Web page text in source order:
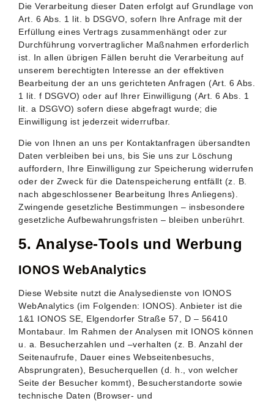
Die Verarbeitung dieser Daten erfolgt auf Grundlage von
Art. 6 Abs. 1 lit. b DSGVO, sofern Ihre Anfrage mit der
Erfüllung eines Vertrags zusammenhängt oder zur
Durchführung vorvertraglicher Maßnahmen erforderlich
ist. In allen übrigen Fällen beruht die Verarbeitung auf
unserem berechtigten Interesse an der effektiven
Bearbeitung der an uns gerichteten Anfragen (Art. 6 Abs.
1 lit. f DSGVO) oder auf Ihrer Einwilligung (Art. 6 Abs. 1
lit. a DSGVO) sofern diese abgefragt wurde; die
Einwilligung ist jederzeit widerrufbar.
Die von Ihnen an uns per Kontaktanfragen übersandten
Daten verbleiben bei uns, bis Sie uns zur Löschung
auffordern, Ihre Einwilligung zur Speicherung widerrufen
oder der Zweck für die Datenspeicherung entfällt (z. B.
nach abgeschlossener Bearbeitung Ihres Anliegens).
Zwingende gesetzliche Bestimmungen – insbesondere
gesetzliche Aufbewahrungsfristen – bleiben unberührt.
5. Analyse-Tools und Werbung
IONOS WebAnalytics
Diese Website nutzt die Analysedienste von IONOS
WebAnalytics (im Folgenden: IONOS). Anbieter ist die
1&1 IONOS SE, Elgendorfer Straße 57, D – 56410
Montabaur. Im Rahmen der Analysen mit IONOS können
u. a. Besucherzahlen und –verhalten (z. B. Anzahl der
Seitenaufrufe, Dauer eines Webseitenbesuchs,
Absprungraten), Besucherquellen (d. h., von welcher
Seite der Besucher kommt), Besucherstandorte sowie
technische Daten (Browser- und